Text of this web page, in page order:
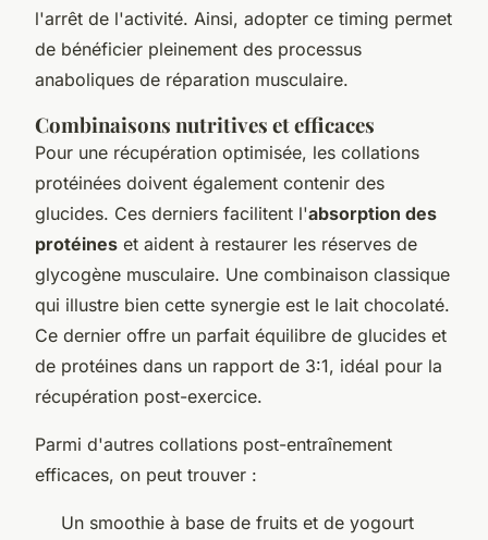
l'arrêt de l'activité. Ainsi, adopter ce timing permet
de bénéficier pleinement des processus
anaboliques de réparation musculaire.
Combinaisons nutritives et efficaces
Pour une récupération optimisée, les collations
protéinées doivent également contenir des
glucides. Ces derniers facilitent l'absorption des
protéines et aident à restaurer les réserves de
glycogène musculaire. Une combinaison classique
qui illustre bien cette synergie est le lait chocolaté.
Ce dernier offre un parfait équilibre de glucides et
de protéines dans un rapport de 3:1, idéal pour la
récupération post-exercice.
Parmi d'autres collations post-entraînement
efficaces, on peut trouver :
Un smoothie à base de fruits et de yogourt